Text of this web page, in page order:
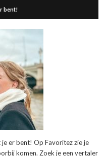
bent!
er bent! Op Favoritez zie je
komen. Zoek je een vertaler